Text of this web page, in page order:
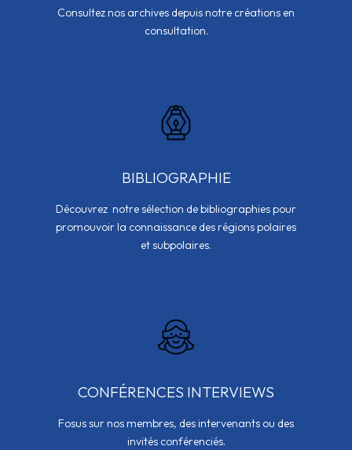
Consultez nos archives depuis notre créations en
consultation.
BIBLIOGRAPHIE
Découvrez notre sélection de bibliographies pour
promouvoir la connaissance des régions polaires
et subpolaires.
CONFÉRENCES INTERVIEWS
Fosus sur nos membres, des intervenants ou des
invités conférenciés.